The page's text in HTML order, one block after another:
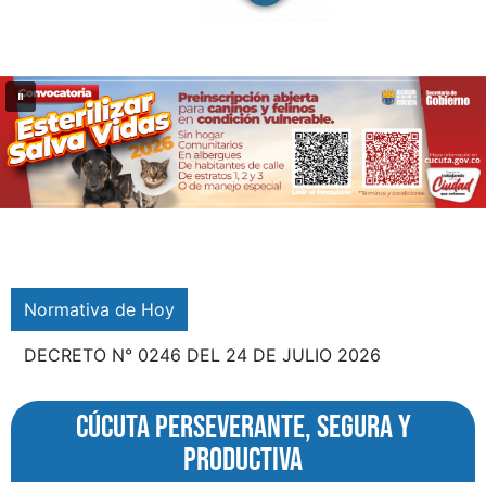
Normativa de Hoy
DECRETO N° 0245 DEL 21 DE
cúcuta perseverante, segura y
productiva